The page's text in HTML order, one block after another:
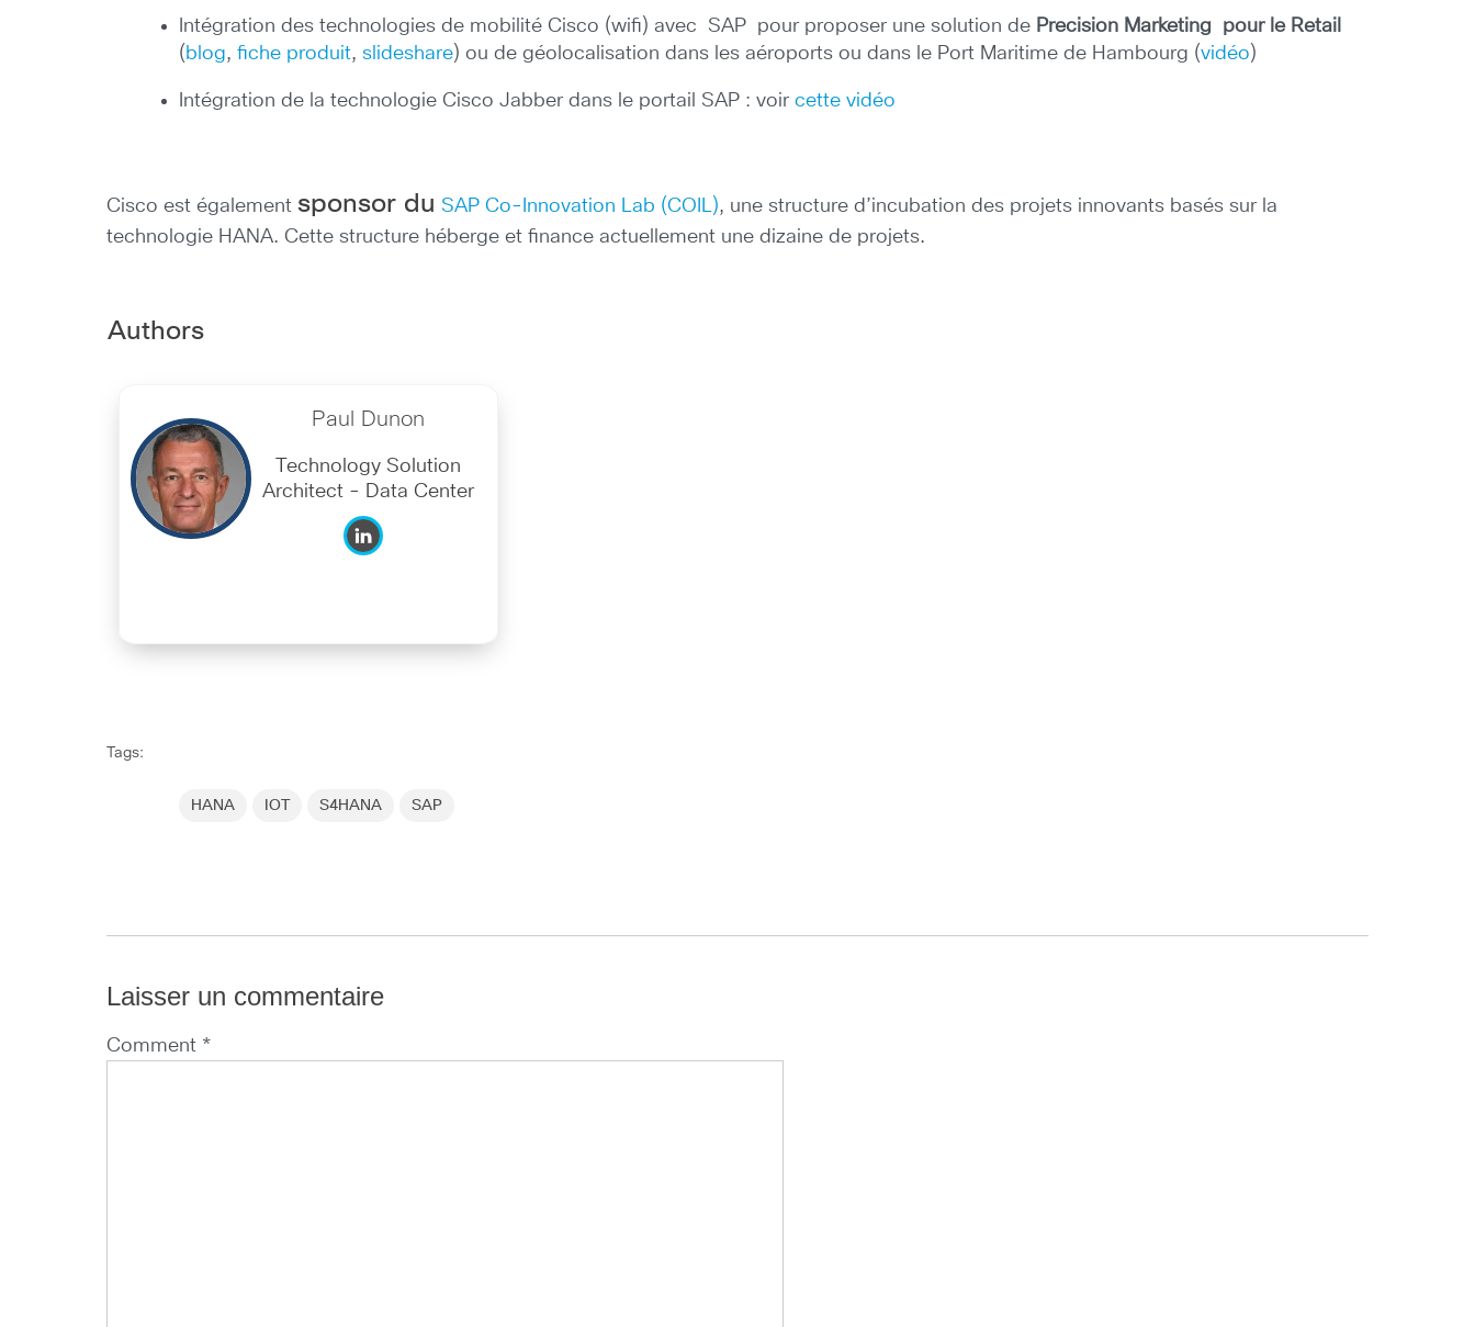
Intégration des technologies de mobilité Cisco (wifi) avec SAP pour proposer une solution de Precision Marketing pour le Retail
( blog,fiche produit,slideshare) ou de géolocalisation dans les aéroports ou dans le Port Maritime de Hambourg (vidéo)
Intégration de la technologie Cisco Jabber dans le portail SAP : voircette vidéo
Cisco est égalementsponsor du SAP Co-Innovation Lab (COIL), une structure d’incubation des projets innovants basés sur la
technologie HANA. Cette structure héberge et finance actuellement une dizaine de projets.
Authors
Paul Dunon
Technology Solution
Architect - Data Center
Tags:
HANA IOT S4HANA SAP
Laisser un commentaire
Comment *